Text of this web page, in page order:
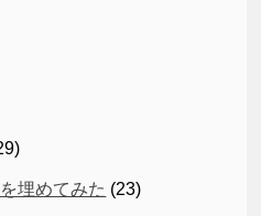
埋めてみた (23)